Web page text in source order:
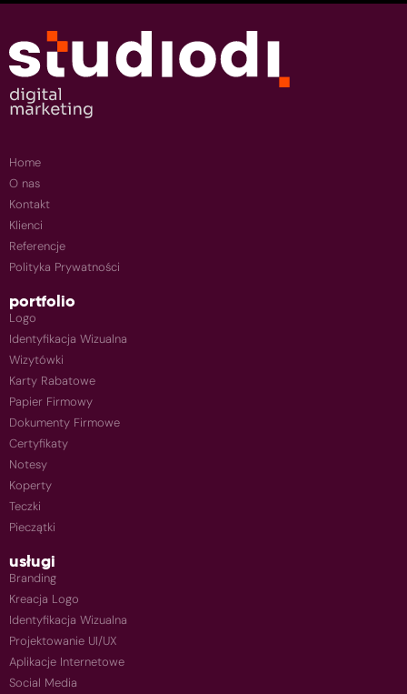
Home
O nas
Kontakt
Klienci
Referencje
Polityka Prywatności
portfolio
Logo
Identyfikacja Wizualna
Wizytówki
Karty Rabatowe
Papier Firmowy
Dokumenty Firmowe
Certyfikaty
Notesy
Koperty
Teczki
Pieczątki
usługi
Branding
Kreacja Logo
Identyfikacja Wizualna
Projektowanie UI/UX
Aplikacje Internetowe
Social Media